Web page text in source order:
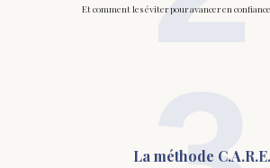
Et comment les éviter pour avancer en
La méthode C.A.R.E.